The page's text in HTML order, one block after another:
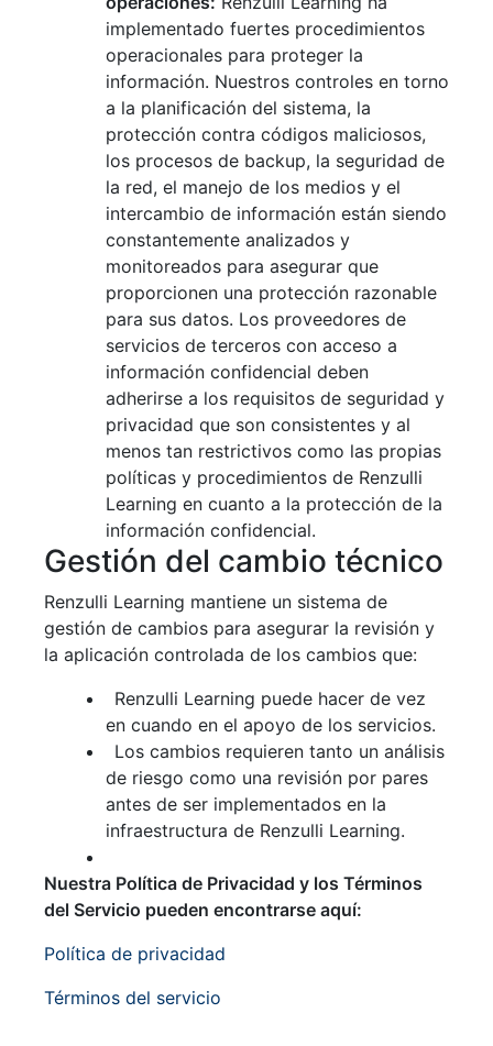
implementado fuertes procedimientos
operacionales para proteger la
información. Nuestros controles en torno
a la planificación del sistema, la
protección contra códigos maliciosos,
los procesos de backup, la seguridad de
la red, el manejo de los medios y el
intercambio de información están siendo
constantemente analizados y
monitoreados para asegurar que
proporcionen una protección razonable
para sus datos. Los proveedores de
servicios de terceros con acceso a
información confidencial deben
adherirse a los requisitos de seguridad y
privacidad que son consistentes y al
menos tan restrictivos como las propias
políticas y procedimientos de Renzulli
Learning en cuanto a la protección de la
información confidencial.
Gestión del cambio técnico
Renzulli Learning mantiene un sistema de
gestión de cambios para asegurar la revisión y
la aplicación controlada de los cambios que:
Renzulli Learning puede hacer de vez
en cuando en el apoyo de los servicios.
Los cambios requieren tanto un análisis
de riesgo como una revisión por pares
antes de ser implementados en la
infraestructura de Renzulli Learning.
Nuestra Política de Privacidad y los Términos
del Servicio pueden encontrarse aquí:
Política de privacidad
Términos del servicio